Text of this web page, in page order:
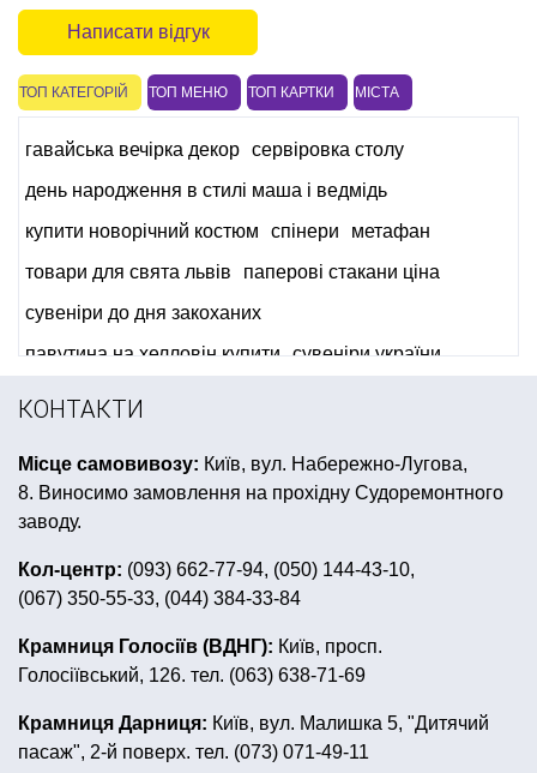
Написати відгук
ТОП КАТЕГОРІЙ ТОП МЕНЮ ТОП КАРТКИ МІСТА
гавайська вечірка декор сервіровка столу
день народження в стилі маша і ведмідь
купити новорічний костюм
спінери
метафан
товари для свята львів
паперові стакани ціна
сувеніри до дня закоханих
павутина на хелловін купити сувеніри україни
купити свічки ковбойська вечірка
аксесуари для карнавальних костюмів
купити столові прибори мексиканська вечірка
квест бокс чорно біла вечірка
вечірка в стилі 80
все для дня народження трансформери
день народження майнкрафт
купити новорічні подарунки купити сувенірну ручку
КОНТАКТИ
Місце самовивозу: Київ, вул. Набережно-Лугова,
8. Виносимо замовлення на прохідну Судоремонтного
заводу.
Кол-центр: (093) 662-77-94, (050) 144-43-10,
(067) 350-55-33, (044) 384-33-84
Крамниця Голосіїв (ВДНГ): Київ, просп.
Голосіївський, 126. тел. (063) 638-71-69
Крамниця Дарниця: Київ, вул. Малишка 5, "Дитячий
пасаж", 2-й поверх. тел. (073) 071-49-11